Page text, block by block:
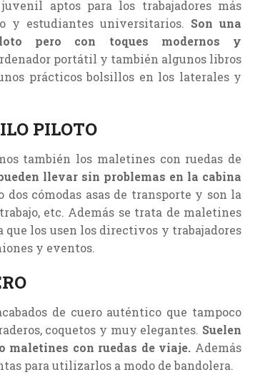
aptos para los trabajadores más
y estudiantes universitarios. Son una
pero con toques modernos y
portátil y también algunos libros
prácticos bolsillos en los laterales y
PILOTO
también los maletines con ruedas de
llevar sin problemas en la cabina
cómodas asas de transporte y son la
etc. Además se trata de maletines
los usen los directivos y trabajadores
y eventos.
de cuero auténtico que tampoco
coquetos y muy elegantes. Suelen
maletines con ruedas de viaje. Además
para utilizarlos a modo de bandolera.